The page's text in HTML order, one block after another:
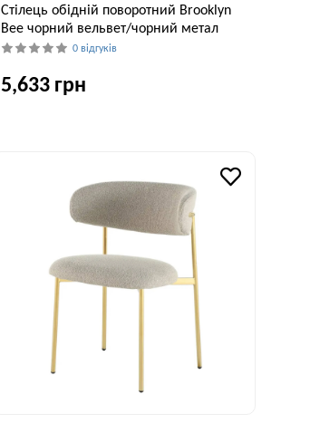
Стілець обідній поворотний Brooklyn
Bee чорний вельвет/чорний метал
0 відгуків
5,633 грн
89 см